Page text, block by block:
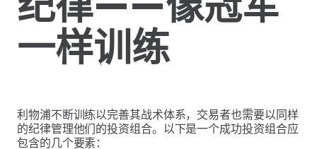
一样训练
利物浦不断训练以完善其战术体系，交易者也需要以同样
的纪律管理他们的投资组合。以下是一个成功投资组合应
包含的几个要素：